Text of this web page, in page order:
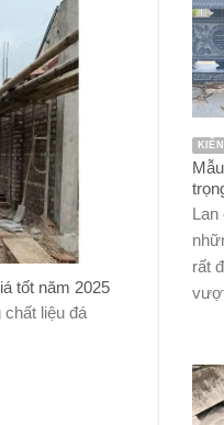
tốt năm 2025
liệu đá
Lan
rất